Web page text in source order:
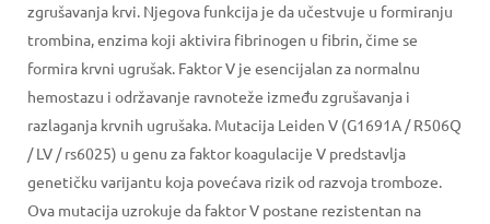
zgrušavanja krvi. Njegova funkcija je da učestvuje u formiranju
trombina, enzima koji aktivira fibrinogen u fibrin, čime se
formira krvni ugrušak. Faktor V je esencijalan za normalnu
hemostazu i održavanje ravnoteže između zgrušavanja i
razlaganja krvnih ugrušaka. Mutacija Leiden V (G1691A / R506Q
/ LV / rs6025) u genu za faktor koagulacije V predstavlja
genetičku varijantu koja povećava rizik od razvoja tromboze.
Ova mutacija uzrokuje da faktor V postane rezistentan na